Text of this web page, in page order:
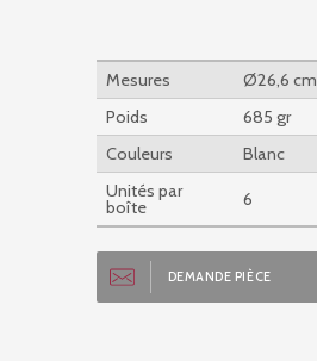
Mesures
Ø26,6 cm
Poids
685 gr
Couleurs
Blanc
Unités par
boîte 6
DEMANDE PIÈCE